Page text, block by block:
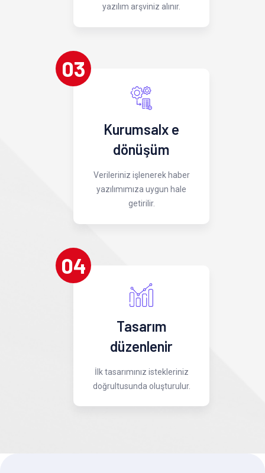
yazılım arşviniz alınır.
03
Kurumsalx e
dönüşüm
Verileriniz işlenerek haber
yazılımımıza uygun hale
getirilir.
04
Tasarım
düzenlenir
İlk tasarımınız istekleriniz
doğrultusunda oluşturulur.